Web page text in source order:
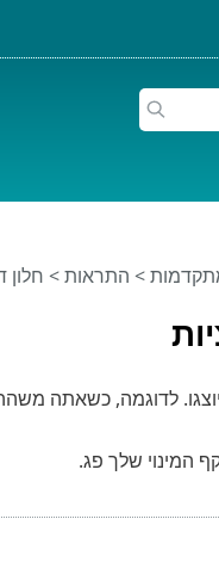
> התראות> חלון
לדוגמה, כשאתה משהה
המינוי שלך פג.